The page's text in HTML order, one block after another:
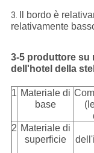
3.
Il bordo è
relativamente
3-5 produttore su
dell'hotel della
1 Materiale di
base
2 Materiale di
superficie